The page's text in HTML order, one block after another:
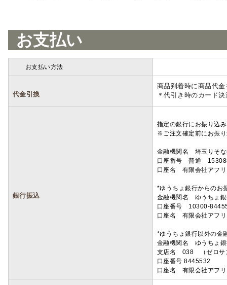
お支払い
お支払い方法
代金引換
商品到着時に商品代
＊代引き時のカード
銀行振込
指定の銀行にお振り込
※ご注文確定前にお振
金融機関名 埼玉りそ
口座番号 普通
口座名 有限会社アフ
*ゆうちょ銀行からのお
金融機関名 ゆうちょ
口座番号 10300-
口座名 有限会社アフ
*ゆうちょ銀行以外の金
金融機関名 ゆうちょ
支店名 038 （ゼロサ
口座番号 8445532
口座名 有限会社アフ